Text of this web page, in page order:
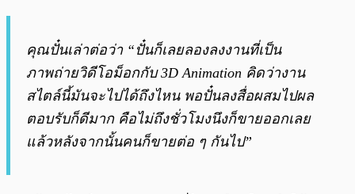
คุณปั๋นเล่าต่อว่า “ปั๋นก็เลยลองลงงานที่เป็น
ภาพถ่ายวิดีโอม็อกกับ 3D Animation คิดว่างาน
สไตล์นี้มันจะไปได้ถึงไหน พอปั๋นลงสื่อผสมไปผล
ตอบรับก็ดีมาก คือไม่ถึงชั่วโมงนึงก็ขายออกเลย
แล้วหลังจากนั้นคนก็ขายต่อ ๆ กันไป”